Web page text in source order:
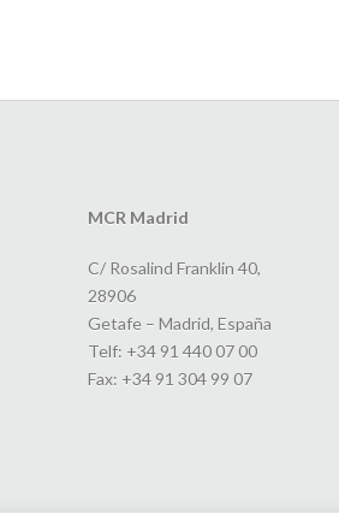
MCR Madrid
C/ Rosalind Franklin 40,
28906
Getafe – Madrid, España
Telf: +34 91 440 07 00
Fax: +34 91 304 99 07